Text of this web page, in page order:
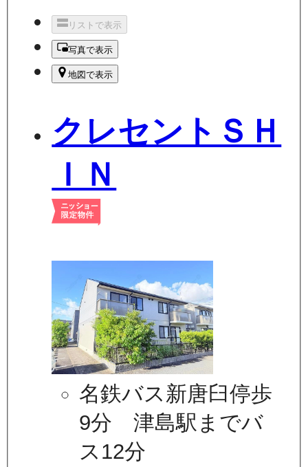
リストで表示
写真で表示
地図で表示
クレセントＳＨ
ＩＮ
名鉄バス新唐臼停歩
9分 津島駅までバ
ス12分